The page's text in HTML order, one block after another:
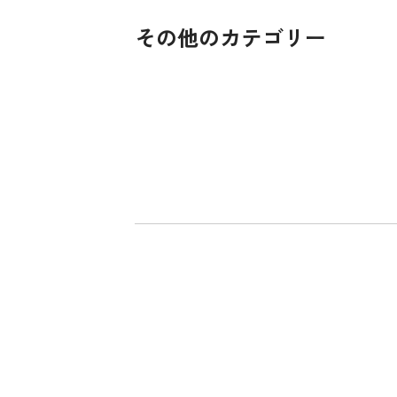
その他のカテゴリー